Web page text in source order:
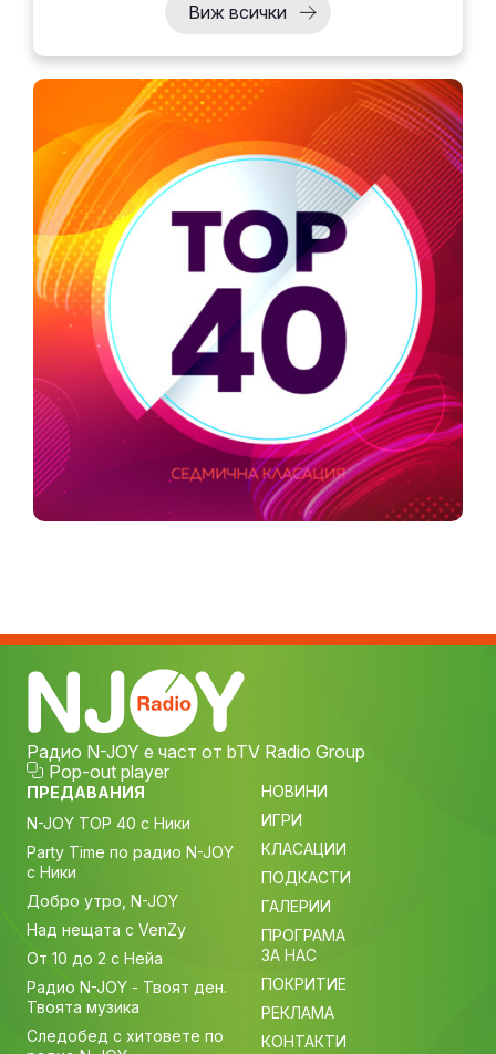
Виж всички
Радио N-JOY е част от bTV Radio Group
Pop-out player
ПРЕДАВАНИЯ
N-JOY TOP 40 с Ники
Party Time по радио N-JOY
с Ники
Добро утро, N-JOY
Над нещата с VenZy
От 10 до 2 с Нейа
Радио N-JOY - Твоят ден.
Твоята музика
Следобед с хитовете по
НОВИНИ
ИГРИ
КЛАСАЦИИ
ПОДКАСТИ
ГАЛЕРИИ
ПРОГРАМА
ЗА НАС
ПОКРИТИЕ
РЕКЛАМА
КОНТАКТИ